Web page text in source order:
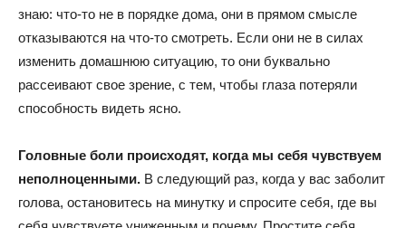
знаю: что-то не в порядке дома, они в прямом смысле
отказываются на что-то смотреть. Если они не в силах
изменить домашнюю ситуацию, то они буквально
рассеивают свое зрение, с тем, чтобы глаза потеряли
способность видеть ясно.
Головные боли происходят, когда мы себя чувствуем
неполноценными. В следующий раз, когда у вас заболит
голова, остановитесь на минутку и спросите себя, где вы